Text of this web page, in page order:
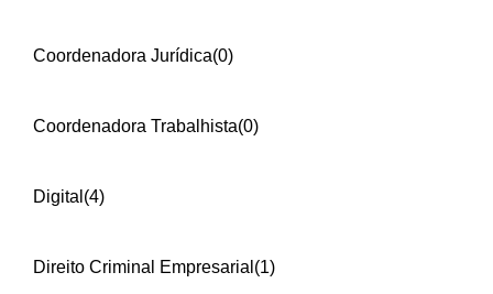
Coordenadora Jurídica(0)
Coordenadora Trabalhista(0)
Digital (4)
Direito Criminal Empresarial (1)